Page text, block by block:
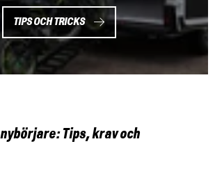
TIPS OCH TRICKS
Tips, krav och